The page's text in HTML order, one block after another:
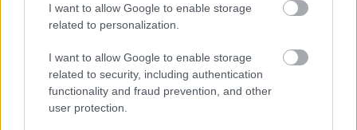
I want to allow Google to enable storage
related to personalization.
I want to allow Google to enable storage
related to security, including authentication
functionality and fraud prevention, and other
user protection.
Διαβάστε ακόμη